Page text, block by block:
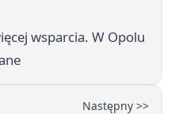
wsparcia. W Opolu
Następny >>